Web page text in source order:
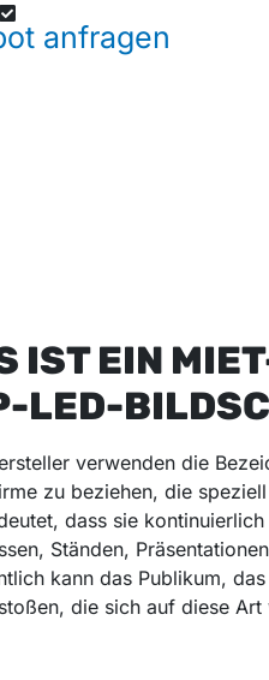
anfragen
IST EIN
LED-
verwenden die
zu beziehen, die
dass sie
Ständen,
kann das Publikum,
die sich auf diese